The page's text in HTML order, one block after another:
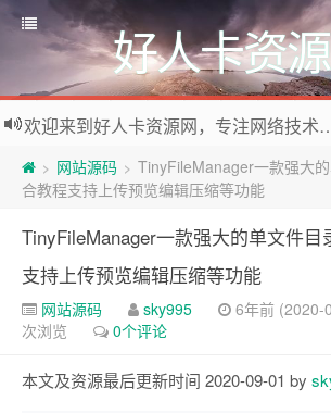
好人卡资
欢迎来到好人卡资源网，专注网络技术资源收集，我们不仅是网
> 网站源码 > TinyFileManager一款强大
合教程支持上传预览编辑压缩等功能
TinyFileManager一款强大的单文件目
支持上传预览编辑压缩等功能
网站源码 sky995 6年前 (2020-
次浏览
0个评论
本文及资源最后更新时间 2020-09-01 by